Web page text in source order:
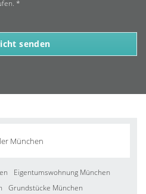
*
senden
München
Eigentumswohnung München
Grundstücke München